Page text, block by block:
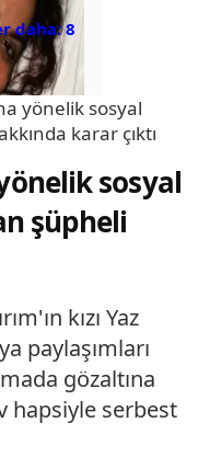
daha: 8
yönelik sosyal
karar çıktı
yönelik sosyal
şüpheli
kızı Yaz
paylaşımları
gözaltına
hapsiyle serbest